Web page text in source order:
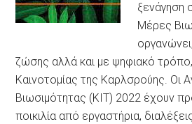
ξενάγηση
Μέρες
ζώσης αλλά και με ψηφιακό
Καινοτομίας της Καρλσρούης. Οι
Βιωσιμότητας (ΚΙΤ) 2022 έχουν
ποικιλία από εργαστήρια,